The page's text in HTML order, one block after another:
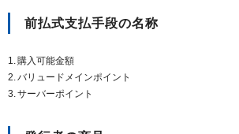
ドメイン一括検索
.jpドメインオークション
gTLDオークション
Oneレンタルサーバー
お得意様割引
ポイント制度
お知らせ
マニュアル
前払式支払手段の名称
購入可能金額
バリュードメインポイント
サーバーポイント